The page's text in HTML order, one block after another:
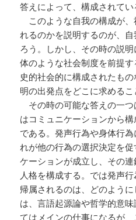
答えによって、構成されてい
このような自我の構成が
れるのかを説明するのが、
ろう。しかし、その時の説
体のような社会制度を前提
史的社会的に構成されたも
明の出発点をどこに求めるこ
その時の可能な答えの一
はコミュニケーションから
である。発声行為や身体行
れが他の行為の選択決定を
ケーションが成立し、その
人格を構成する。では発声
帰属されるのは、どのよう
は、言語起源論や哲学的意
てはメインの仕事になるが